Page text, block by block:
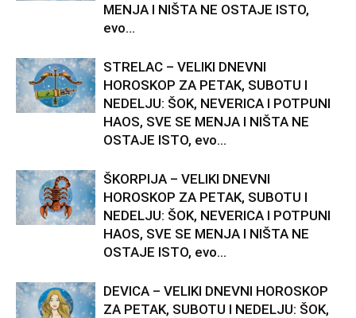
MENJA I NIŠTA NE OSTAJE ISTO,
evo...
STRELAC – VELIKI DNEVNI
HOROSKOP ZA PETAK, SUBOTU I
NEDELJU: ŠOK, NEVERICA I POTPUNI
HAOS, SVE SE MENJA I NIŠTA NE
OSTAJE ISTO, evo...
ŠKORPIJA – VELIKI DNEVNI
HOROSKOP ZA PETAK, SUBOTU I
NEDELJU: ŠOK, NEVERICA I POTPUNI
HAOS, SVE SE MENJA I NIŠTA NE
OSTAJE ISTO, evo...
DEVICA – VELIKI DNEVNI HOROSKOP
ZA PETAK, SUBOTU I NEDELJU: ŠOK,